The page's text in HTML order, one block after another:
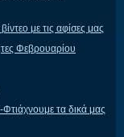
με τις αφίσες μας
Φεβρουαρίου
τα δικά μας